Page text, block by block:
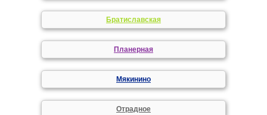
Братиславская
Планерная
Мякинино
Отрадное